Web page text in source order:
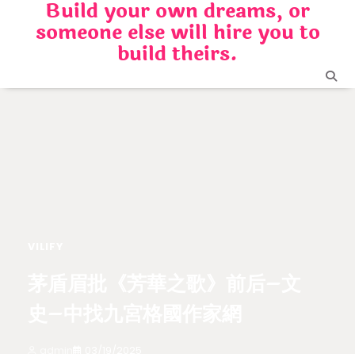
Build your own dreams, or
someone else will hire you to
build theirs.